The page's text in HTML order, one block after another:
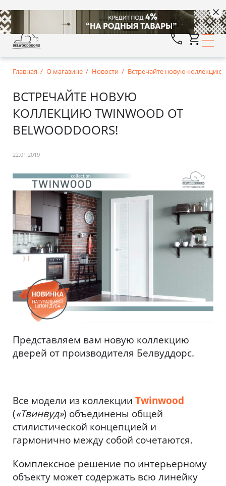
Главная О магазине Новости Встречайте новую коллекцию
ВСТРЕЧАЙТЕ НОВУЮ
КОЛЛЕКЦИЮ TWINWOOD ОТ
BELWOODDOORS!
22.01.2019
Представляем вам новую коллекцию
дверей от производителя Белвуддорс.
Все модели из коллекции Twinwood
(«Твинвуд») объединены общей
стилистической концепцией и
гармонично между собой сочетаются.
Комплексное решение по интерьерному
объекту может содержать всю линейку